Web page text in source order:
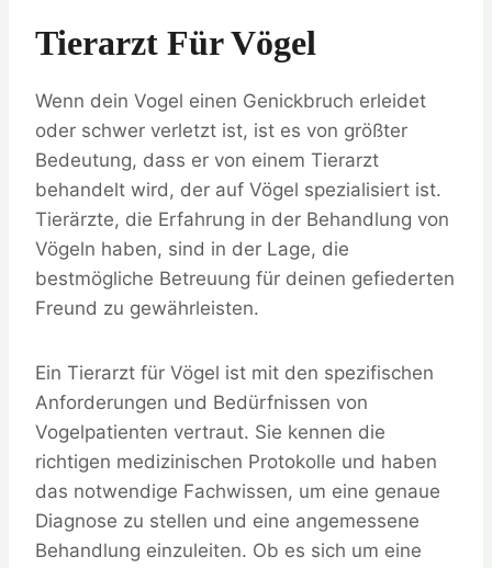
Tierarzt Für Vögel
Wenn dein Vogel einen Genickbruch erleidet
oder schwer verletzt ist, ist es von größter
Bedeutung, dass er von einem Tierarzt
behandelt wird, der auf Vögel spezialisiert ist.
Tierärzte, die Erfahrung in der Behandlung von
Vögeln haben, sind in der Lage, die
bestmögliche Betreuung für deinen gefiederten
Freund zu gewährleisten.
Ein Tierarzt für Vögel ist mit den spezifischen
Anforderungen und Bedürfnissen von
Vogelpatienten vertraut. Sie kennen die
richtigen medizinischen Protokolle und haben
das notwendige Fachwissen, um eine genaue
Diagnose zu stellen und eine angemessene
Behandlung einzuleiten. Ob es sich um eine